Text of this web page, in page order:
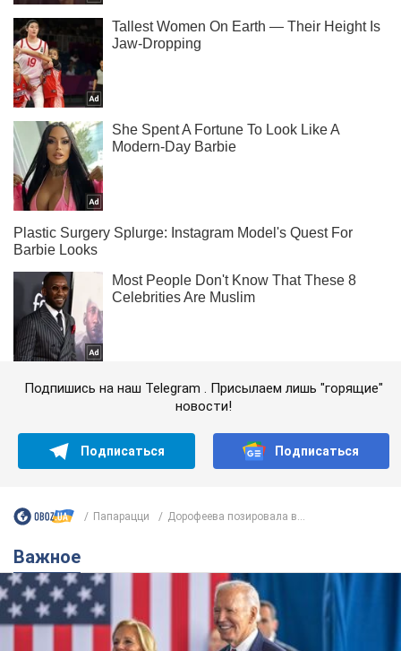
Подпишись на наш Telegram . Присылаем лишь "горящие"
новости!
Подписаться Подписаться
Папарацци Дорофеева позировала в...
Важное